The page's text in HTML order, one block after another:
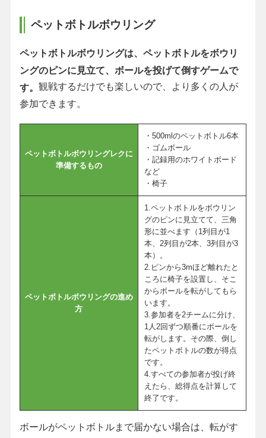
ペットボトルボウリング
ペットボトルボウリングは、ペットボトルをボウリ
ングのピンに見立て、ボールを投げて倒すゲームで
す。 観戦するだけでも楽しいので、より多くの人が
参加できます。
ペットボトルボウリングレクに
準備するもの
・500mlのペットボトル6本
・ゴムボール
・記録用のホワイトボード
など
・椅子
ペットボトルボウリングの進め
方
1.ペットボトルをボウリン
グのピンに見立てて、三角
形に並べます（1列目が1
本、2列目が2本、3列目が3
本）。
2.ピンから3mほど離れたと
ころに椅子を設置し、そこ
からボールを転がしてもら
います。
3.参加者を2チームに分け、
1人2回ずつ順番にボールを
転がします。その際、倒し
たペットボトルの数が得点
です。
4.すべての参加者が投げ終
えたら、総得点を計算して
終了です。
ボールがペットボトルまで届かない場合は、転がす